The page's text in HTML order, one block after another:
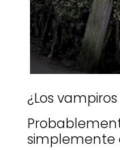
¿Los
simplemente